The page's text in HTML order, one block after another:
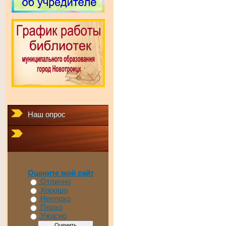
Наш опрос
Оцените мой сайт
Отлично
Хорошо
Неплохо
Плохо
Ужасно